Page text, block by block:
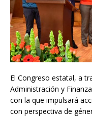
El Congreso estatal, a
Administración y
con la que impulsará
con perspectiva de